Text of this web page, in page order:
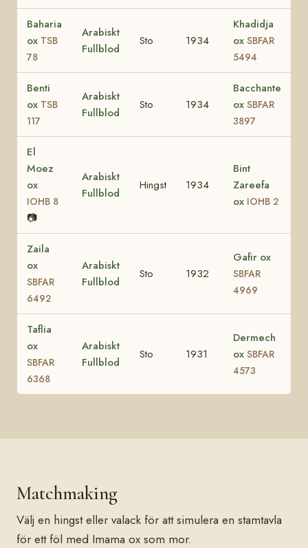
Baharia
ox TSB
78
Arabiskt
Fullblod
Sto 1934
Khadidja
ox SBFAR
5494
Benti
ox TSB
117
Arabiskt
Fullblod
Sto 1934
Bacchante
ox SBFAR
3897
El
Moez
ox
IOHB 8
📷
Arabiskt
Fullblod
Hingst 1934
Bint
Zareefa
ox IOHB 2
Zaila
ox
SBFAR
6492
Arabiskt
Fullblod
Sto 1932
Gafir ox
SBFAR
4969
Taflia
ox
SBFAR
6368
Arabiskt
Fullblod
Sto 1931
Dermech
ox SBFAR
4573
Matchmaking
Välj en hingst eller valack för att simulera en stamtavla
för ett föl med Imama ox som mor.